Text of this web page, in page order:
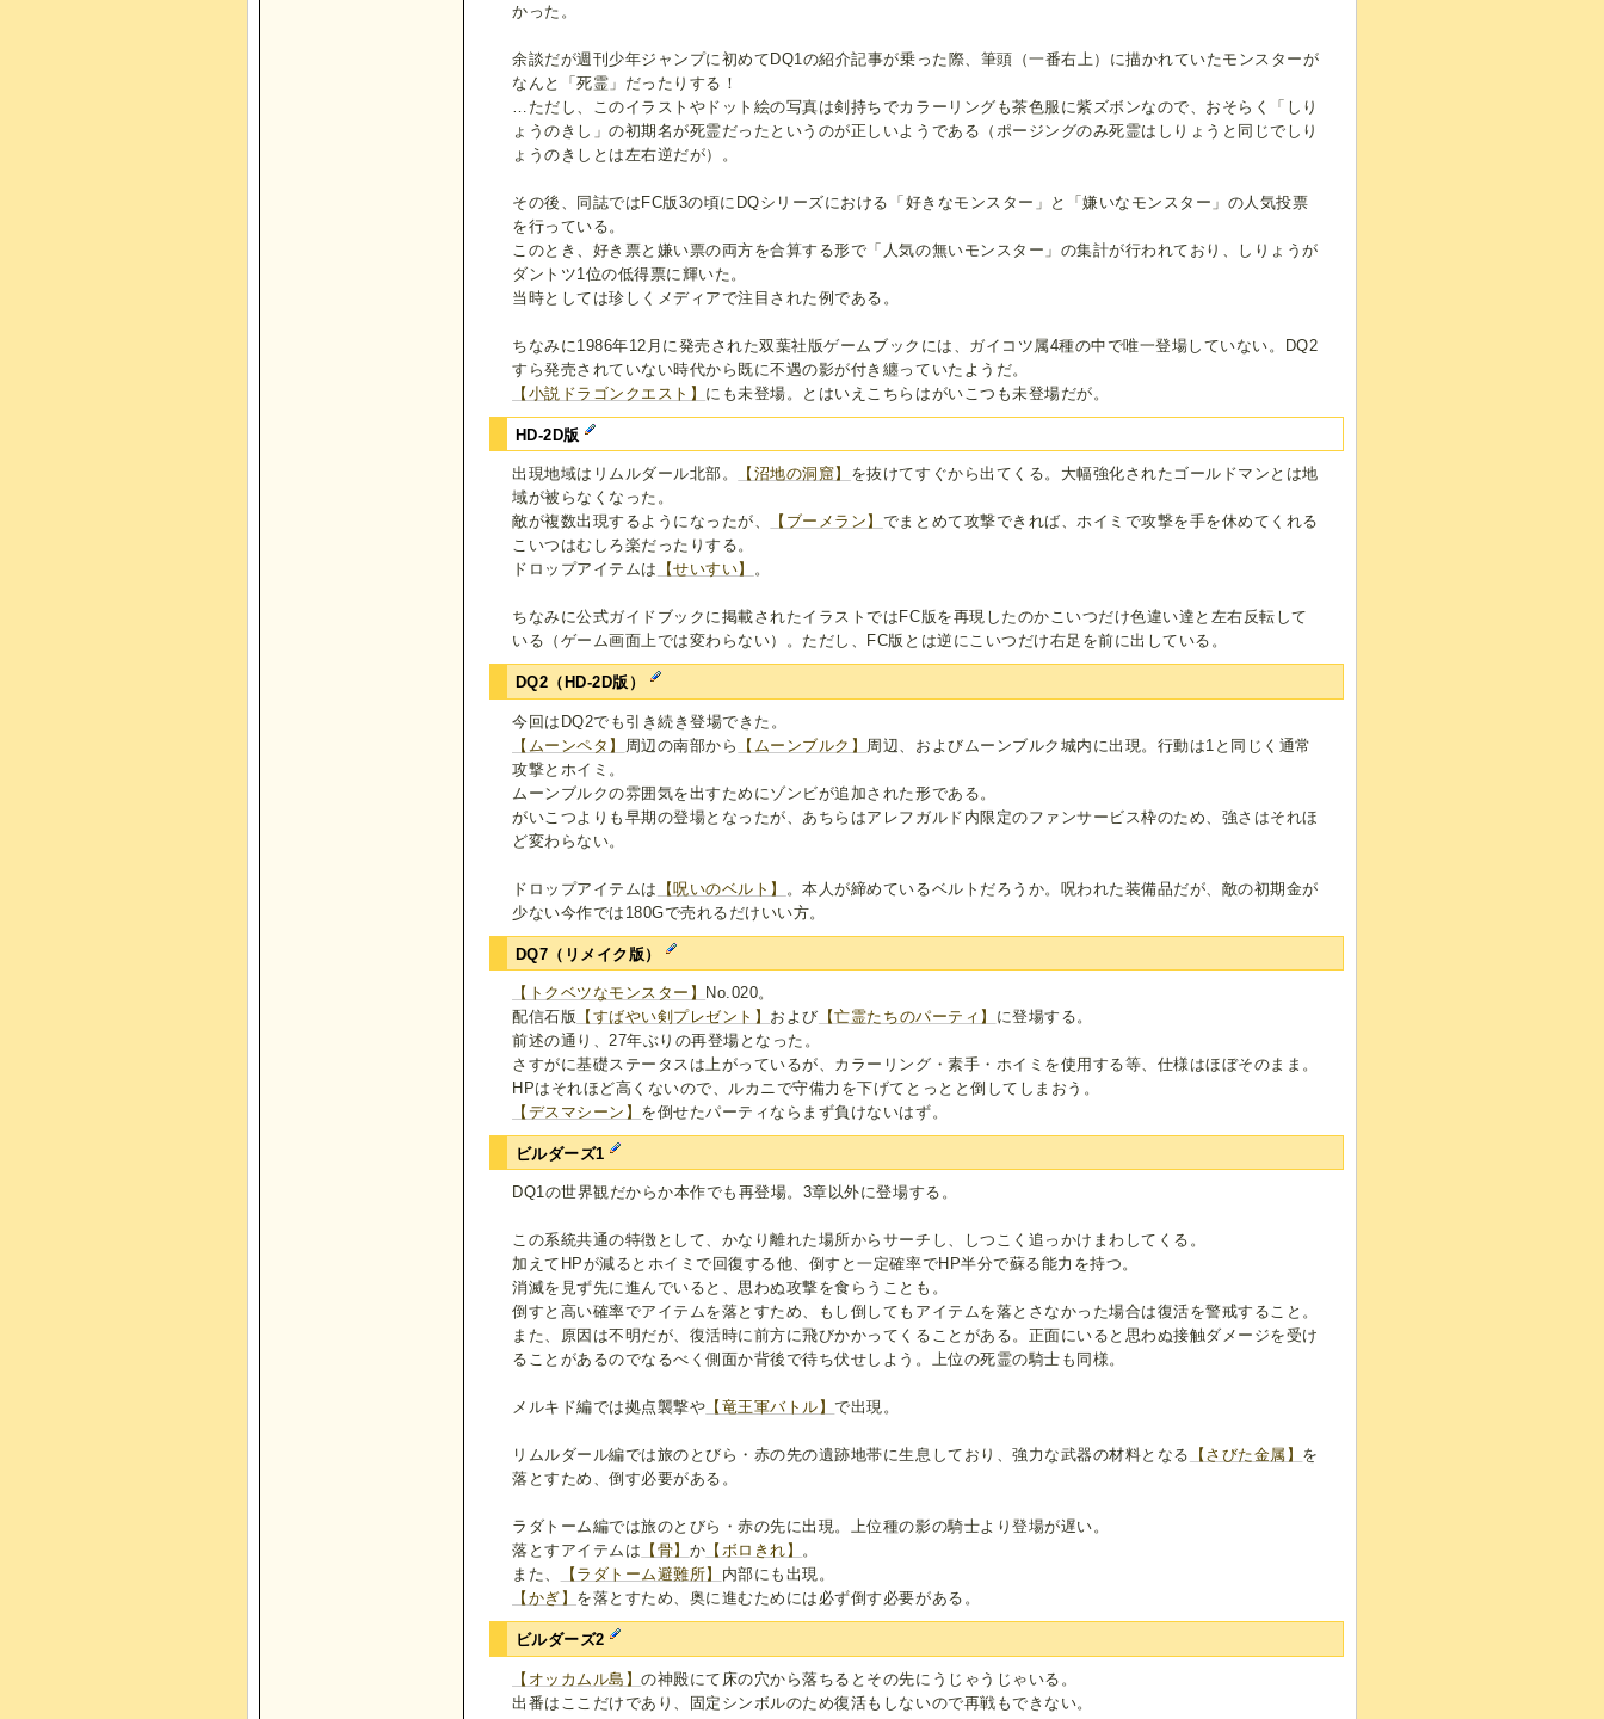
かった。
余談だが週刊少年ジャンプに初めてDQ1の紹介記事が乗った際、筆頭（一番右上）に描かれていたモンスターが
なんと「死霊」だったりする！
…ただし、このイラストやドット絵の写真は剣持ちでカラーリングも茶色服に紫ズボンなので、おそらく「しり
ょうのきし」の初期名が死霊だったというのが正しいようである（ポージングのみ死霊はしりょうと同じでしり
ょうのきしとは左右逆だが）。
その後、同誌ではFC版3の頃にDQシリーズにおける「好きなモンスター」と「嫌いなモンスター」の人気投票
を行っている。
このとき、好き票と嫌い票の両方を合算する形で「人気の無いモンスター」の集計が行われており、しりょうが
ダントツ1位の低得票に輝いた。
当時としては珍しくメディアで注目された例である。
ちなみに1986年12月に発売された双葉社版ゲームブックには、ガイコツ属4種の中で唯一登場していない。DQ2
すら発売されていない時代から既に不遇の影が付き纏っていたようだ。
【小説ドラゴンクエスト】 にも未登場。とはいえこちらはがいこつも未登場だが。
HD-2D版
出現地域はリムルダール北部。 【沼地の洞窟】 を抜けてすぐから出てくる。大幅強化されたゴールドマンとは地
域が被らなくなった。
敵が複数出現するようになったが、
【ブーメラン】 でまとめて攻撃できれば、ホイミで攻撃を手を休めてくれる
こいつはむしろ楽だったりする。
ドロップアイテムは
【せいすい】 。
ちなみに公式ガイドブックに掲載されたイラストではFC版を再現したのかこいつだけ色違い達と左右反転して
いる（ゲーム画面上では変わらない）。ただし、FC版とは逆にこいつだけ右足を前に出している。
DQ2（HD-2D版）
今回はDQ2でも引き続き登場できた。
【ムーンペタ】
周辺の南部から 【ムーンブルク】
周辺、およびムーンブルク城内に出現。行動は1と同じく通常
攻撃とホイミ。
ムーンブルクの雰囲気を出すためにゾンビが追加された形である。
がいこつよりも早期の登場となったが、あちらはアレフガルド内限定のファンサービス枠のため、強さはそれほ
ど変わらない。
ドロップアイテムは 【呪いのベルト】
。本人が締めているベルトだろうか。呪われた装備品だが、敵の初期金が
少ない今作では180Gで売れるだけいい方。
DQ7（リメイク版）
【トクベツなモンスター】
No.020。
配信石版 【すばやい剣プレゼント】 および 【亡霊たちのパーティ】 に登場する。
前述の通り、27年ぶりの再登場となった。
さすがに基礎ステータスは上がっているが、カラーリング・素手・ホイミを使用する等、仕様はほぼそのまま。
HPはそれほど高くないので、ルカニで守備力を下げてとっとと倒してしまおう。
【デスマシーン】 を倒せたパーティならまず負けないはず。
ビルダーズ1
DQ1の世界観だからか本作でも再登場。3章以外に登場する。
この系統共通の特徴として、かなり離れた場所からサーチし、しつこく追っかけまわしてくる。
加えてHPが減るとホイミで回復する他、倒すと一定確率でHP半分で蘇る能力を持つ。
消滅を見ず先に進んでいると、思わぬ攻撃を食らうことも。
倒すと高い確率でアイテムを落とすため、もし倒してもアイテムを落とさなかった場合は復活を警戒すること。
また、原因は不明だが、復活時に前方に飛びかかってくることがある。正面にいると思わぬ接触ダメージを受け
ることがあるのでなるべく側面か背後で待ち伏せしよう。上位の死霊の騎士も同様。
メルキド編では拠点襲撃や 【竜王軍バトル】で出現。
リムルダール編では旅のとびら・赤の先の遺跡地帯に生息しており、強力な武器の材料となる 【さびた金属】 を
落とすため、倒す必要がある。
ラダトーム編では旅のとびら・赤の先に出現。上位種の影の騎士より登場が遅い。
落とすアイテムは 【骨】 か 【ボロきれ】 。
また、
【ラダトーム避難所】 内部にも出現。
【かぎ】 を落とすため、奥に進むためには必ず倒す必要がある。
ビルダーズ2
【オッカムル島】の神殿にて床の穴から落ちるとその先にうじゃうじゃいる。
出番はここだけであり、固定シンボルのため復活もしないので再戦もできない。